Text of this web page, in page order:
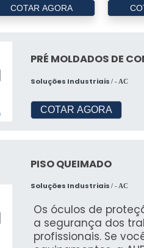
COTAR AGORA
PRÉ MOLDADOS DE
Soluções Industriais/ - AC
COTAR AGORA
PISO QUEIMADO
Soluções Industriais/ - AC
Os óculos de
a segurança dos
profissionais. Se